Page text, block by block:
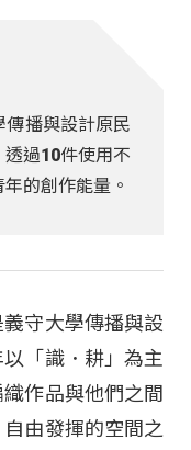
傳播與設計原民
過10件使用不
的創作能量。
守大學傳播與設
「識．耕」為主
作品與他們之間
由發揮的空間之